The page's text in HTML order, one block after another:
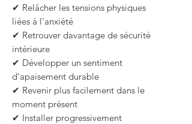
✔ Relâcher les tensions physiques
liées à l'anxiété
✔ Retrouver davantage de sécurité
intérieure
✔ Développer un sentiment
d'apaisement durable
✔ Revenir plus facilement dans le
moment présent
✔ Installer progressivement